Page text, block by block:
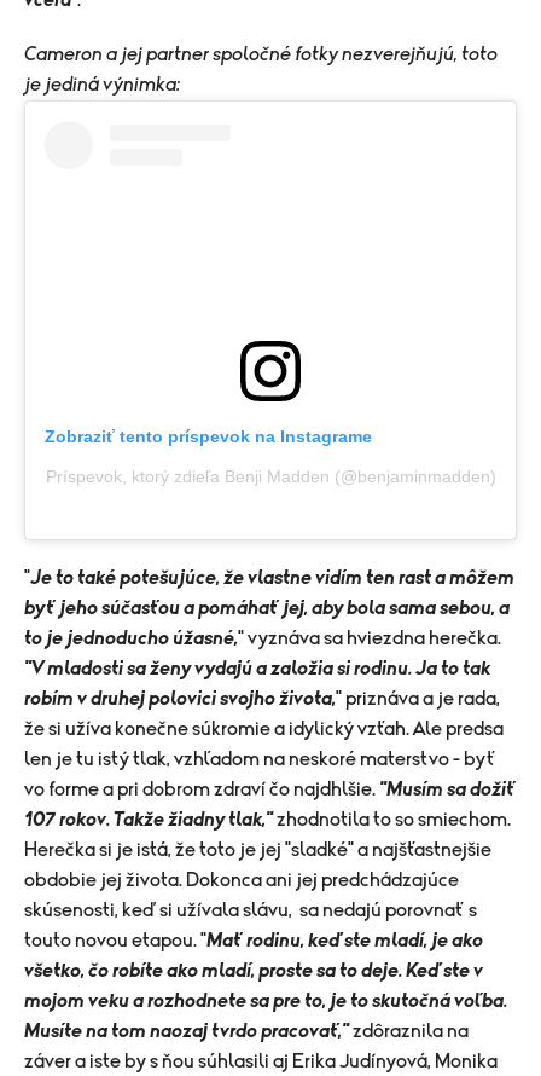
Cameron a jej partner spoločné fotky nezverejňujú, toto
je jediná výnimka:
Zobraziť tento príspevok na Instagrame
Príspevok, ktorý zdieľa Benji Madden (@benjaminmadden)
"Je to také potešujúce, že vlastne vidím ten rast a môžem
byť jeho súčasťou a pomáhať jej, aby bola sama sebou, a
to je jednoducho úžasné," vyznáva sa hviezdna herečka.
"V mladosti sa ženy vydajú a založia si rodinu. Ja to tak
robím v druhej polovici svojho života," priznáva a je rada,
že si užíva konečne súkromie a idylický vzťah. Ale predsa
len je tu istý tlak, vzhľadom na neskoré materstvo - byť
vo forme a pri dobrom zdraví čo najdhlšie. "Musím sa dožiť
107 rokov. Takže žiadny tlak,"zhodnotila to so smiechom.
Herečka si je istá, že toto je jej "sladké" a najšťastnejšie
obdobie jej života. Dokonca ani jej predchádzajúce
skúsenosti, keď si užívala slávu, sa nedajú porovnať s
touto novou etapou. "Mať rodinu, keď ste mladí, je ako
všetko, čo robíte ako mladí, proste sa to deje. Keď ste v
mojom veku a rozhodnete sa pre to, je to skutočná voľba.
Musíte na tom naozaj tvrdo pracovať,"zdôraznila na
záver a iste by s ňou súhlasili aj Erika Judínyová, Monika